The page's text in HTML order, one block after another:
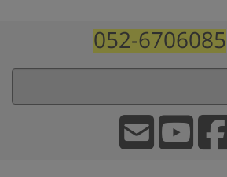
052-6706085